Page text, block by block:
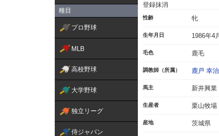
種目
プロ野球
MLB
高校野球
大学野球
独立リーグ
侍ジャパン
登録抹消
性齢 牝
生年月日 1986年4
毛色 鹿毛
調教師（所属） 鹿戸 幸治
馬主 新井興業
生産者 栗山牧場
産地 茨城県